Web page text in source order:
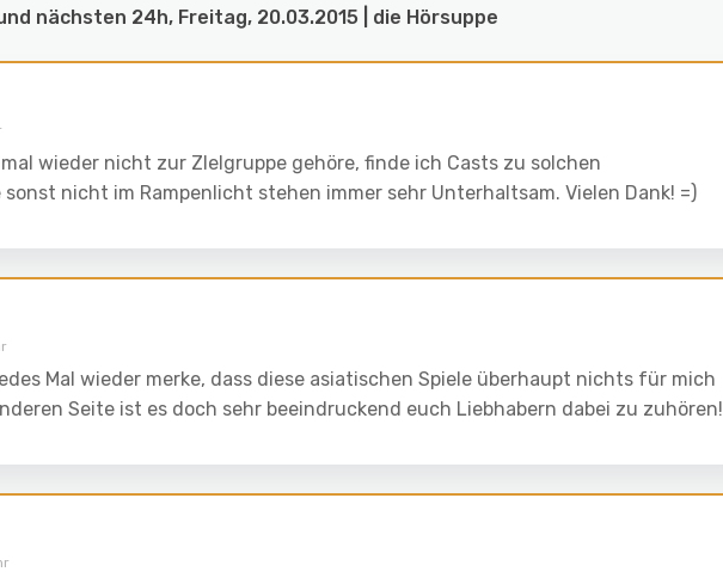
nächsten 24h, Freitag, 20.03.2015 | die Hörsuppe
wieder nicht zur ZIelgruppe gehöre, finde ich Casts zu solchen
sonst nicht im Rampenlicht stehen immer sehr Unterhaltsam. Vielen Dank! =)
Mal wieder merke, dass diese asiatischen Spiele überhaupt nichts für mich
Seite ist es doch sehr beeindruckend euch Liebhabern dabei zu zuhören!